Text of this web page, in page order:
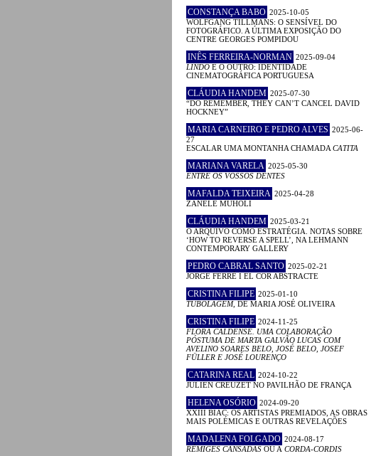
CONSTANÇA BABO 2025-10-05
WOLFGANG TILLMANS: O SENSÍVEL DO
FOTOGRÁFICO. A ÚLTIMA EXPOSIÇÃO DO
CENTRE GEORGES POMPIDOU
INÊS FERREIRA-NORMAN 2025-09-04
LINDO E O OUTRO: IDENTIDADE
CINEMATOGRÁFICA PORTUGUESA
CLÁUDIA HANDEM 2025-07-30
“DO REMEMBER, THEY CAN’T CANCEL DAVID
HOCKNEY”
MARIA CARNEIRO E PEDRO ALVES 2025-06-
27
ESCALAR UMA MONTANHA CHAMADA CATITA
MARIANA VARELA 2025-05-30
ENTRE OS VOSSOS DENTES
MAFALDA TEIXEIRA 2025-04-28
ZANELE MUHOLI
CLÁUDIA HANDEM 2025-03-21
O ARQUIVO COMO ESTRATÉGIA. NOTAS SOBRE
‘HOW TO REVERSE A SPELL’, NA LEHMANN
CONTEMPORARY GALLERY
PEDRO CABRAL SANTO 2025-02-21
JORGE FERRÉ I EL COR ABSTRACTE
CRISTINA FILIPE 2025-01-10
TUBOLAGEM, DE MARIA JOSÉ OLIVEIRA
CRISTINA FILIPE 2024-11-25
FLORA CALDENSE. UMA COLABORAÇÃO
PÓSTUMA DE MARTA GALVÃO LUCAS COM
AVELINO SOARES BELO, JOSÉ BELO, JOSEF
FÜLLER E JOSÉ LOURENÇO
CATARINA REAL 2024-10-22
JULIEN CREUZET NO PAVILHÃO DE FRANÇA
HELENA OSÓRIO 2024-09-20
XXIII BIAC: OS ARTISTAS PREMIADOS, AS OBRAS
MAIS POLÉMICAS E OUTRAS REVELAÇÕES
MADALENA FOLGADO 2024-08-17
RÉMIGES CANSADAS OU A CORDA-CORDIS